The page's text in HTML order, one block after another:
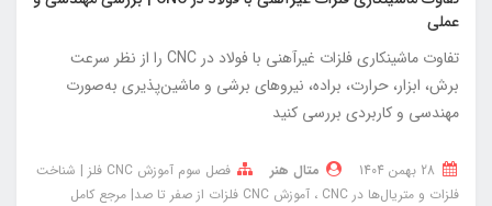
عملی
تفاوت ماشینکاری فلزات غیرآهنی با فولاد در CNC را از نظر سرعت
برش، ابزار، حرارت، براده، نیروهای برشی و ماشین‌پذیری به‌صورت
مهندسی و کاربردی بررسی کنید
متال هنر
فصل سوم آموزش CNC فلز | شناخت
فلزات و متریال‌ها در CNC
آموزش CNC فلزات از صفر تا صد| مرجع کامل